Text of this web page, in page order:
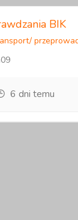
BIK
6 dni temu